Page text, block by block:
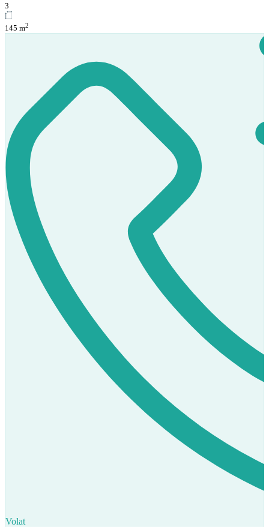
3
145 m2
Volat